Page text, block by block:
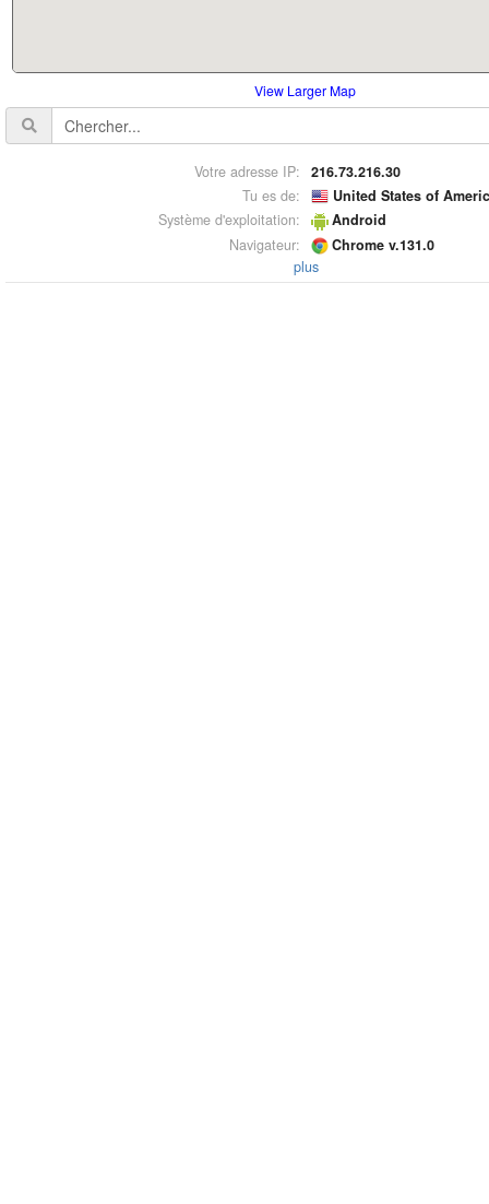
View Larger Map
Votre adresse IP:
216.73.216.30
Tu es de:
United States of
Système d'exploitation:
Android
Navigateur:
Chrome v.131.0
plus